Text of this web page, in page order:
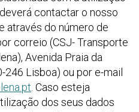
contactar o nosso
através do número de
correio (CSJ- Transporte
Avenida Praia da
246 Lisboa) ou por e-mail
. Caso esteja
dos seus dados